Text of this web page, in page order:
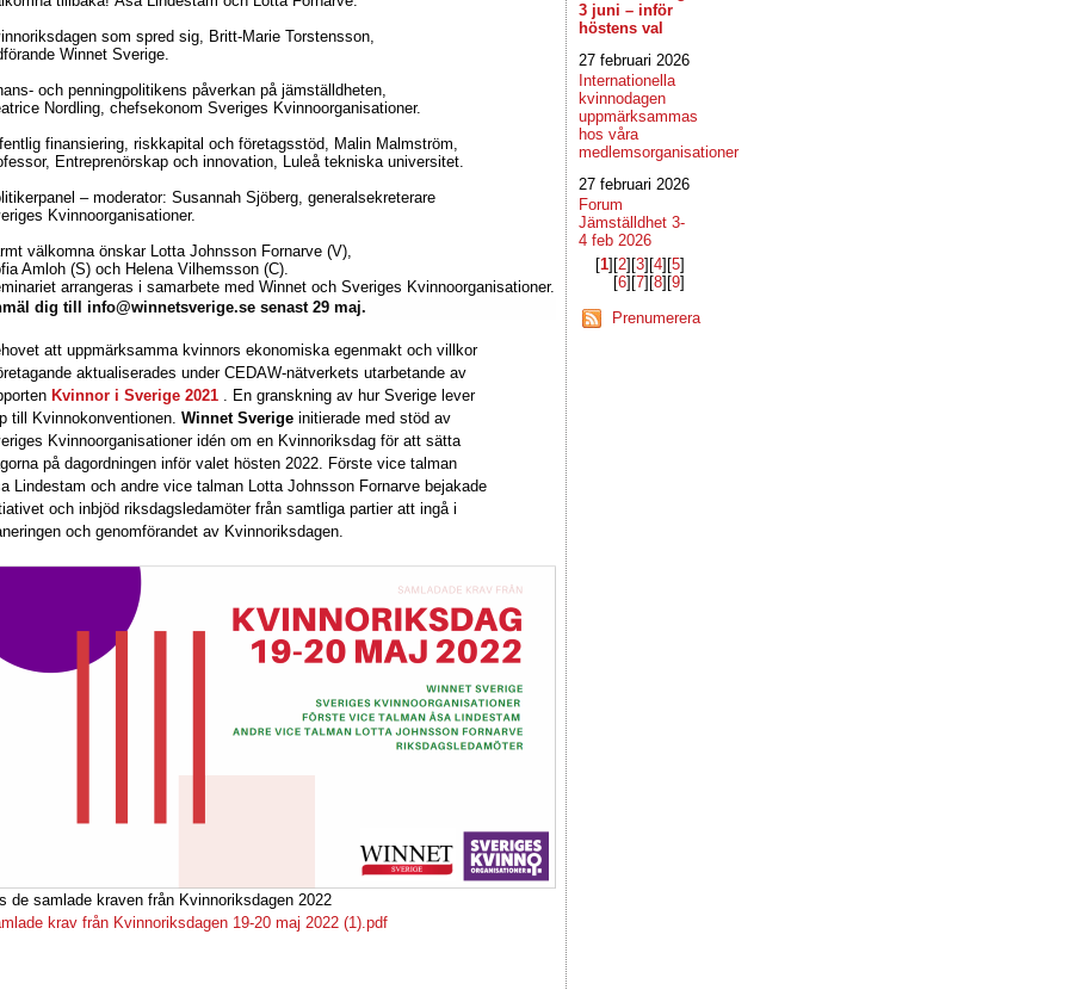
som spred sig, Britt-Marie Torstensson,
Winnet Sverige.
och penningpolitikens påverkan på jämställdheten,
Nordling, chefsekonom Sveriges Kvinnoorganisationer.
finansiering, riskkapital och företagsstöd, Malin Malmström,
Entreprenörskap och innovation, Luleå tekniska universitet.
– moderator: Susannah Sjöberg, generalsekreterare
Kvinnoorganisationer.
välkomna önskar Lotta Johnsson Fornarve (V),
Amloh (S) och Helena Vilhemsson (C).
arrangeras i samarbete med Winnet och Sveriges Kvinnoorganisationer.
dig till info@winnetsverige.se senast 29 maj.
att uppmärksamma kvinnors ekonomiska egenmakt och villkor
aktualiserades under CEDAW-nätverkets utarbetande av
Kvinnor i Sverige 2021 . En granskning av hur Sverige lever
till Kvinnokonventionen. Winnet Sverige initierade med stöd av
Kvinnoorganisationer idén om en Kvinnoriksdag för att sätta
på dagordningen inför valet hösten 2022. Förste vice talman
Lindestam och andre vice talman Lotta Johnsson Fornarve bejakade
och inbjöd riksdagsledamöter från samtliga partier att ingå i
och genomförandet av Kvinnoriksdagen.
de samlade kraven från Kvinnoriksdagen 2022
krav från Kvinnoriksdagen 19-20 maj 2022 (1).pdf
3 juni – inför
höstens val
27 februari 2026
Internationella
kvinnodagen
uppmärksammas
hos våra
medlemsorganisationer
27 februari 2026
Forum
Jämställdhet 3-
4 feb 2026
[1]​[2]​[3]​[4]​[5]​
[6]​[7]​[8]​[9]​
Prenumerera